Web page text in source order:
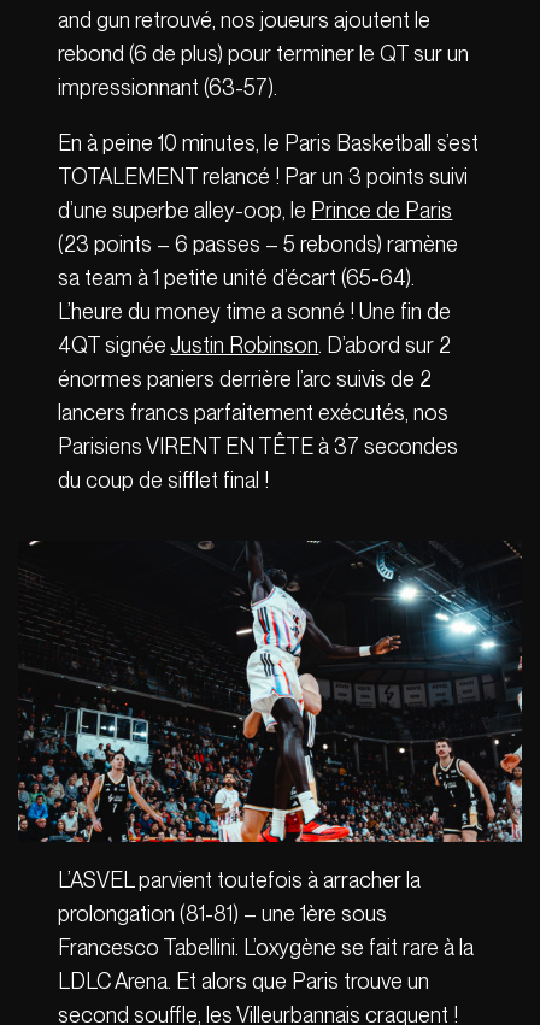
and gun retrouvé, nos joueurs ajoutent le
rebond (6 de plus) pour terminer le QT sur un
impressionnant (63-57).
En à peine 10 minutes, le Paris Basketball s’est
TOTALEMENT relancé ! Par un 3 points suivi
d’une superbe alley-oop, le Prince de Paris
(23 points – 6 passes – 5 rebonds) ramène
sa team à 1 petite unité d’écart (65-64).
L’heure du money time a sonné ! Une fin de
4QT signéeJustin Robinson . D’abord sur 2
énormes paniers derrière l’arc suivis de 2
lancers francs parfaitement exécutés, nos
Parisiens VIRENT EN TÊTE à 37 secondes
du coup de sifflet final !
L’ASVEL parvient toutefois à arracher la
prolongation (81-81) – une 1ère sous
Francesco Tabellini. L’oxygène se fait rare à la
LDLC Arena. Et alors que Paris trouve un
second souffle, les Villeurbannais craquent !